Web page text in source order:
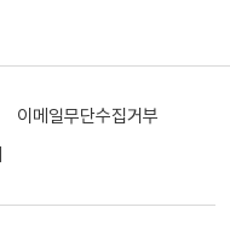
이메일무단수집거부